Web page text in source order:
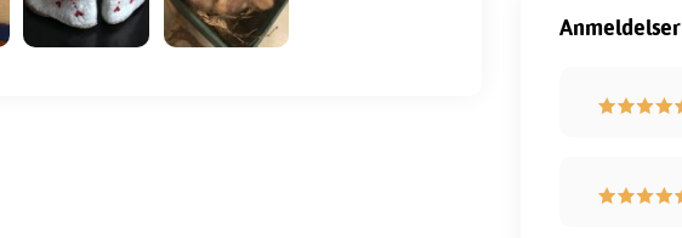
Anmeldelser